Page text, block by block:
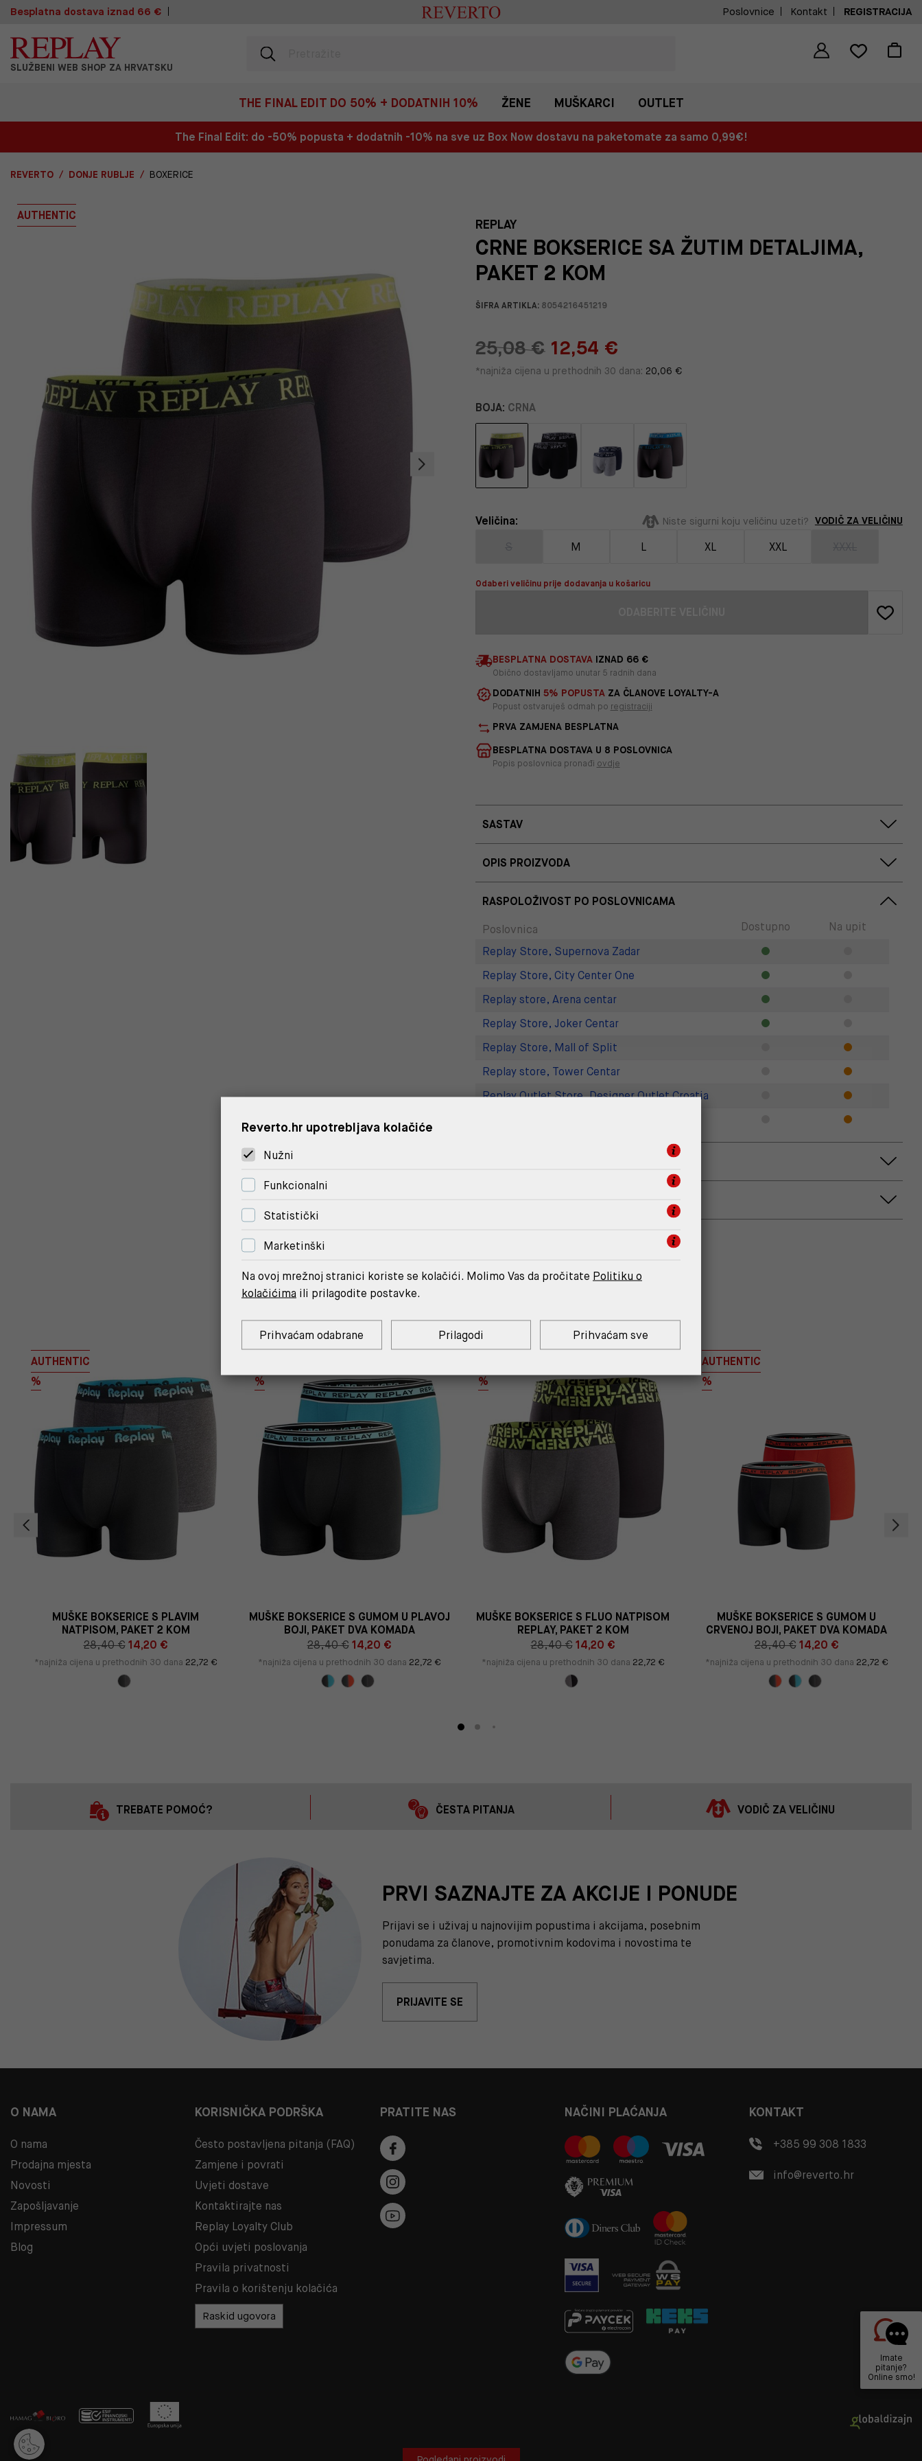
Besplatna dostava iznad 66 € Poslovnice Kontakt REGISTRACIJA
SLUŽBENI WEB SHOP ZA HRVATSKU
THE FINAL EDIT DO 50% + DODATNIH 10% ŽENE MUŠKARCI OUTLET
The Final Edit: do -50% popusta + dodatnih -10% na sve uz Box Now dostavu na paketomate za samo 0,99€!
REVERTO DONJE RUBLJE BOXERICE
AUTHENTIC
REPLAY
CRNE BOKSERICE SA ŽUTIM DETALJIMA,
PAKET 2 KOM
ŠIFRA ARTIKLA:8054216451219
25,08 € 12,54 €
*najniža cijena u prethodnih 30 dana: 20,06 €
BOJA: CRNA
Veličina: Niste sigurni koju veličinu uzeti? VODIČ ZA VELIČINU
M L XL XXL
Odaberi veličinu prije dodavanja u košaricu
BESPLATNA DOSTAVAIZNAD 66 €
Obično dostavljamo unutar 5 radnih dana
DODATNIH 5% POPUSTAZA ČLANOVE LOYALTY-A
Popust ostvaruješ odmah po registraciji
PRVA ZAMJENA BESPLATNA
BESPLATNA DOSTAVA U 8 POSLOVNICA
Popis poslovnica pronađi ovdje
SASTAV
OPIS PROIZVODA
RASPOLOŽIVOST PO POSLOVNICAMA
Poslovnica
Dostupno
Na upit
Replay Store, Supernova Zadar
Replay Store, City Center One
Replay store, Arena centar
Replay Store, Joker Centar
Replay Store, Mall of Split
Replay store, Tower Centar
Replay Outlet Store, Designer Outlet Croatia
MOŽDA ĆE TI SE SVIDJETI
AUTHENTIC
%
MUŠKE BOKSERICE S PLAVIM
NATPISOM, PAKET 2 KOM
28,40 € 14,20 €
*najniža cijena u prethodnih 30 dana 22,72 €
%
MUŠKE BOKSERICE S GUMOM U PLAVOJ
BOJI, PAKET DVA KOMADA
28,40 € 14,20 €
*najniža cijena u prethodnih 30 dana 22,72 €
%
MUŠKE BOKSERICE S FLUO NATPISOM
REPLAY, PAKET 2 KOM
28,40 € 14,20 €
*najniža cijena u prethodnih 30 dana 22,72 €
AUTHENTIC
%
MUŠKE BOKSERICE S GUMOM U
CRVENOJ BOJI, PAKET DVA KOMADA
28,40 € 14,20 €
*najniža cijena u prethodnih 30 dana 22,72 €
TREBATE POMOĆ? ČESTA PITANJA VODIČ ZA VELIČINU
PRVI SAZNAJTE ZA AKCIJE I PONUDE
Prijavi se i uživaj u najnovijim popustima i akcijama, posebnim
ponudama za članove, promotivnim kodovima i novostima te
savjetima.
PRIJAVITE SE
O NAMA
O nama
Prodajna mjesta
Novosti
Zapošljavanje
Impressum
Blog
KORISNIČKA PODRŠKA
Često postavljena pitanja (FAQ)
Zamjene i povrati
Uvjeti dostave
Kontaktirajte nas
Replay Loyalty Club
Opći uvjeti poslovanja
Pravila privatnosti
Pravila o korištenju kolačića
Raskid ugovora
PRATITE NAS NAČINI PLAĆANJA KONTAKT
+385 99 308 1833
info@reverto.hr
Imate
pitanje?
Online smo!
Reverto.hr upotrebljava kolačiće
Nužni
Funkcionalni
Statistički
Marketinški
Na ovoj mrežnoj stranici koriste se kolačići. Molimo Vas da pročitate Politiku o
kolačićima ili prilagodite postavke.
Prihvaćam odabrane Prilagodi Prihvaćam sve